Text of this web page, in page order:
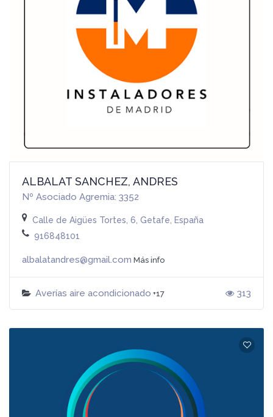
ALBALAT SANCHEZ, ANDRES
Nº Asociado Agremia: 3352
Calle de Aigües Tortes, 6, Getafe, España
916848101
albalatandres@gmail.com Más info
Averías aire acondicionado +17 313